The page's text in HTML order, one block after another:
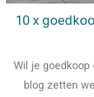
10 x
Wil je goedkoop
blog zetten